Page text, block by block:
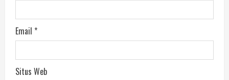
Email *
Situs Web